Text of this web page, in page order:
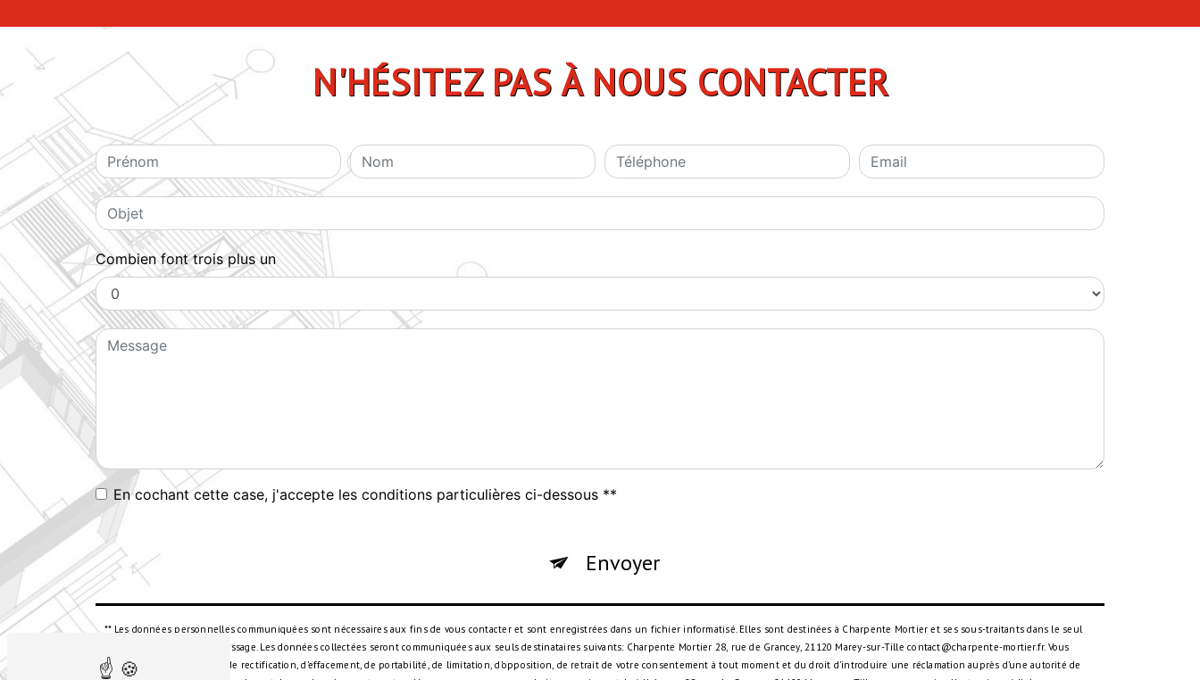
N'HÉSITEZ PAS À NOUS CONTACTER
Combien font trois plus un
En cochant cette case, j'accepte les conditions particulières ci-dessous **
Envoyer
** Les données personnelles communiquées sont nécessaires aux fins de vous contacter et sont enregistrées dans un fichier informatisé. Elles sont destinées à Charpente Mortier et ses sous-traitants dans le seul
but de répondre à votre message. Les données collectées seront communiquées aux seuls destinataires suivants: Charpente Mortier 28, rue de Grancey, 21120 Marey-sur-Tille contact@charpente-mortier.fr. Vous
disposez de droits d’accès, de rectification, d’effacement, de portabilité, de limitation, d’opposition, de retrait de votre consentement à tout moment et du droit d’introduire une réclamation auprès d’une autorité de